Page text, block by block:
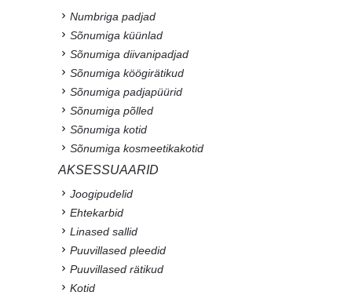
Numbriga padjad
Sõnumiga küünlad
Sõnumiga diivanipadjad
Sõnumiga köögirätikud
Sõnumiga padjapüürid
Sõnumiga põlled
Sõnumiga kotid
Sõnumiga kosmeetikakotid
AKSESSUAARID
Joogipudelid
Ehtekarbid
Linased sallid
Puuvillased pleedid
Puuvillased rätikud
Kotid